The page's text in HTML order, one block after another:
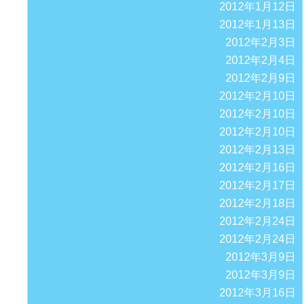
2012年1月12日
2012年1月13日
2012年2月3日
2012年2月4日
2012年2月9日
2012年2月10日
2012年2月10日
2012年2月10日
2012年2月13日
2012年2月16日
2012年2月17日
2012年2月18日
2012年2月24日
2012年2月24日
2012年3月9日
2012年3月9日
2012年3月16日